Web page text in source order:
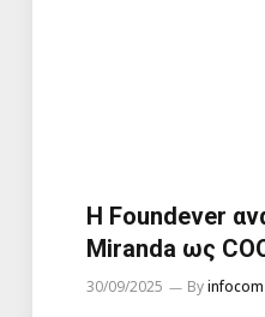
Η Foundever
Miranda ως
30/09/2025 Byinfocom